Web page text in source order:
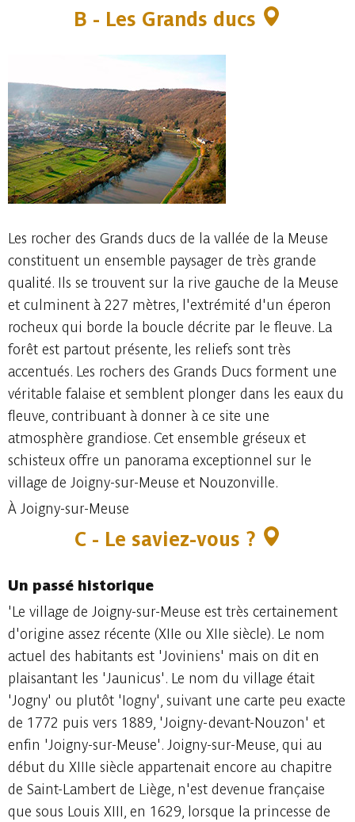
B - Les Grands ducs
Les rocher des Grands ducs de la vallée de la Meuse
constituent un ensemble paysager de très grande
qualité. Ils se trouvent sur la rive gauche de la Meuse
et culminent à 227 mètres, l'extrémité d'un éperon
rocheux qui borde la boucle décrite par le fleuve. La
forêt est partout présente, les reliefs sont très
accentués. Les rochers des Grands Ducs forment une
véritable falaise et semblent plonger dans les eaux du
fleuve, contribuant à donner à ce site une
atmosphère grandiose. Cet ensemble gréseux et
schisteux offre un panorama exceptionnel sur le
village de Joigny-sur-Meuse et Nouzonville.
À Joigny-sur-Meuse
C - Le saviez-vous ?
Un passé historique
'Le village de Joigny-sur-Meuse est très certainement
d'origine assez récente (XIIe ou XIIe siècle). Le nom
actuel des habitants est 'Joviniens' mais on dit en
plaisantant les 'Jaunicus'. Le nom du village était
'Jogny' ou plutôt 'Iogny', suivant une carte peu exacte
de 1772 puis vers 1889, 'Joigny-devant-Nouzon' et
enfin 'Joigny-sur-Meuse'. Joigny-sur-Meuse, qui au
début du XIIIe siècle appartenait encore au chapitre
de Saint-Lambert de Liège, n'est devenue française
que sous Louis XIII, en 1629, lorsque la princesse de